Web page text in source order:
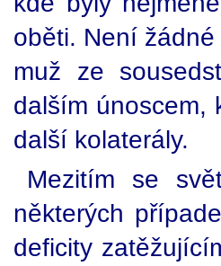
oběti. Není
muž ze
dalším únoscem,
další kolaterály.
Mezitím se
některých
deficity